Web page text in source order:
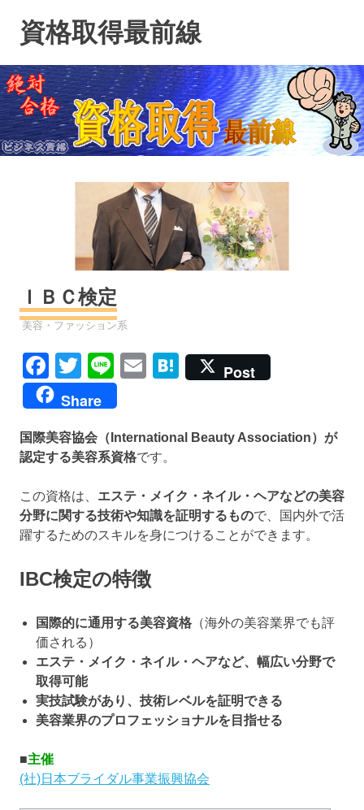
ン
ツ
へ
ス
キ
資格取得最前線
ＩＢＣ検定
資格
美容・ファッション系
Facebook
Twitter
LineEmailHatena
Post
Share
国際美容協会（International Beauty Association）が
認定する美容系資格です。
この資格は、 エステ・メイク・ネイル・ヘアなどの美容
分野に関する技術や知識を証明するもので、国内外で活
躍するためのスキルを身につけることができます。
IBC検定の特徴
国際的に通用する美容資格 （海外の美容業界でも評
価される）
エステ・メイク・ネイル・ヘアなど、幅広い分野で
取得可能
実技試験があり、技術レベルを証明できる
美容業界のプロフェッショナルを目指せる
■主催
(社)日本ブライダル事業振興協会